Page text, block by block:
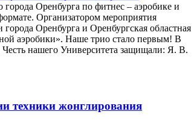
Оренбурга по фитнес – аэробике и
Организатором мероприятия
Оренбурга и Оренбургская областная
аэробики». Наше трио стало первым! В
нашего Университета защищали: Я. В.
техники жонглирования